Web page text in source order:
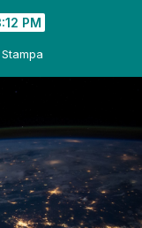
PM